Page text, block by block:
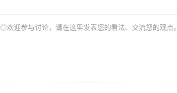
◎欢迎参与讨论，请在这里发表您的看法、交流您的观点。